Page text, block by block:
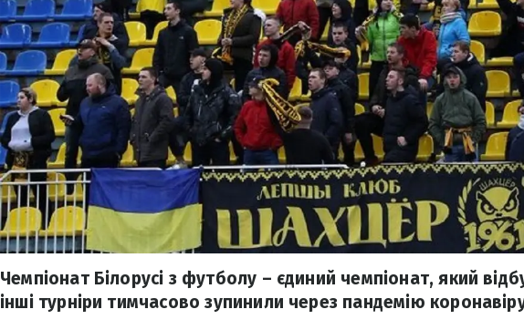
Чемпіонат Білорусі з футболу – єдиний чемпіонат, який
інші турніри тимчасово зупинили через пандемію